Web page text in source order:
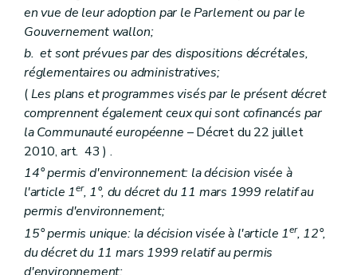
Art. D 138
Art. D 139
Titre II De la recherche et de la constatation des infractions – Décret du 5 juin 2008, art. 2)
Chapitre premier Agents chargés de missions de police judiciaire – Décret du 5 juin 2008, art. 2)
Art. D 140
Art. D 141
Art. D 142
Art. D 143
Chapitre II Les moyens d'investigation – Décret du 5 juin 2008, art. 2)
Art. D 144
Art. D 145
Art. D 146
Art. D 147
Chapitre III
Les mesures de contrainte – Décret du 5 juin 2008, art. 2)
Art. D 148
Art. D 149
Art. D 150
Titre III
Dispositions pénales – Décret du 5 juin 2008, art. 2)
en vue de leur adoption par le Parlement ou par le
Gouvernement wallon;
b. et sont prévues par des dispositions décrétales,
réglementaires ou administratives;
(Les plans et programmes visés par le présent décret
comprennent également ceux qui sont cofinancés par
la Communauté européenne – Décret du 22 juillet
2010, art. 43 ) .
14° permis d'environnement: la décision visée à
l'article 1er, 1°, du décret du 11 mars 1999 relatif au
permis d'environnement;
15° permis unique: la décision visée à l'article 1er, 12°,
du décret du 11 mars 1999 relatif au permis
d'environnement;